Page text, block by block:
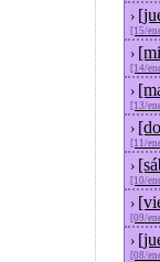
›
[15/
›
[14/
›
[13/
›
[11/
›
[10/
›
[09/
›
[08/